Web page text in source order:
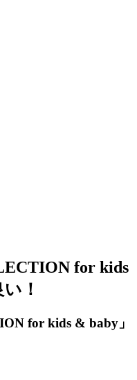
for kids
！
for kids & baby」